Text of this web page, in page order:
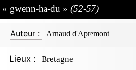
« gwenn-ha-du » (52-57)
Auteur : Arnaud d'Apremont
Lieux : Bretagne